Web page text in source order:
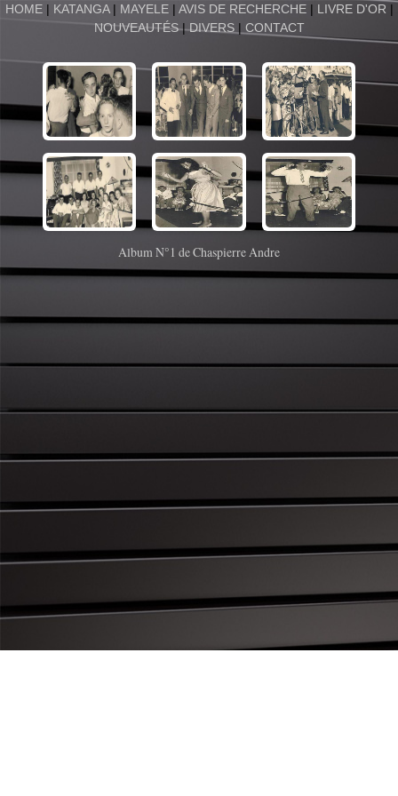
HOME | KATANGA| MAYELE| AVIS DE RECHERCHE| LIVRE D'OR |
NOUVEAUTÉS|DIVERS| CONTACT
Album N°1 de Chaspierre Andre